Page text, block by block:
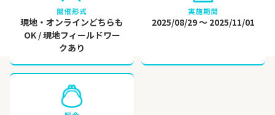
現地・オンラインどちらも
OK / 現地フィールドワー
クあり
2025/08/29 〜 2025/11/01